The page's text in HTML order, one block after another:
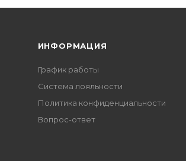
ИНФОРМАЦИЯ
График работы
Система лояльности
Политика конфиденциальности
Вопрос-ответ